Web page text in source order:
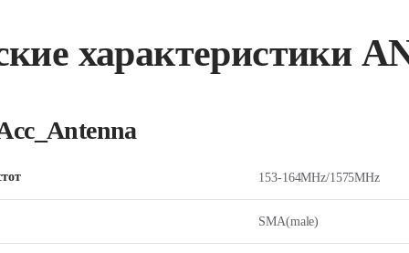
характеристики
153-164MHz/1575MHz
SMA(male)